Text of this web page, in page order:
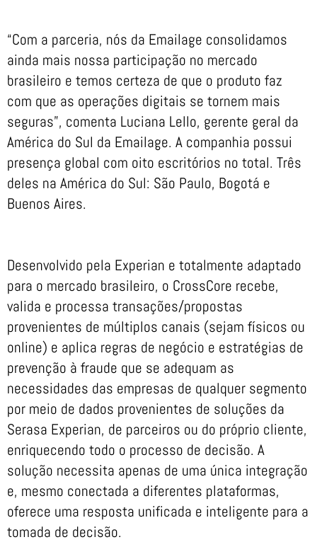
“Com a parceria, nós da Emailage consolidamos
ainda mais nossa participação no mercado
brasileiro e temos certeza de que o produto faz
com que as operações digitais se tornem mais
seguras”, comenta Luciana Lello, gerente geral da
América do Sul da Emailage. A companhia possui
presença global com oito escritórios no total. Três
deles na América do Sul: São Paulo, Bogotá e
Buenos Aires.
Desenvolvido pela Experian e totalmente adaptado
para o mercado brasileiro, o CrossCore recebe,
valida e processa transações/propostas
provenientes de múltiplos canais (sejam físicos ou
online) e aplica regras de negócio e estratégias de
prevenção à fraude que se adequam as
necessidades das empresas de qualquer segmento
por meio de dados provenientes de soluções da
Serasa Experian, de parceiros ou do próprio cliente,
enriquecendo todo o processo de decisão. A
solução necessita apenas de uma única integração
e, mesmo conectada a diferentes plataformas,
oferece uma resposta unificada e inteligente para a
tomada de decisão.